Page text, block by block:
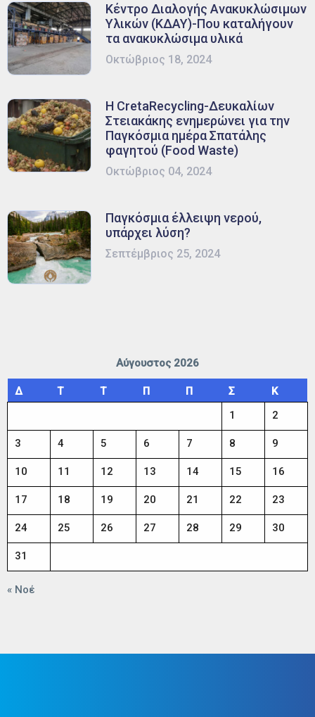
Κέντρο Διαλογής Ανακυκλώσιμων
Υλικών (ΚΔΑΥ)-Που καταλήγουν
τα ανακυκλώσιμα υλικά
Οκτώβριος 18, 2024
Η CretaRecycling-Δευκαλίων
Στειακάκης ενημερώνει για την
Παγκόσμια ημέρα Σπατάλης
φαγητού (Food Waste)
Οκτώβριος 04, 2024
Παγκόσμια έλλειψη νερού,
υπάρχει λύση?
Σεπτέμβριος 25, 2024
Αύγουστος 2026
Δ Τ Τ Π Π Σ
Κ
1
2
3 4 5 6 7 8 9
10 11 12 13 14 15 16
17 18 19 20 21 22 23
24 25 26 27 28 29 30
31
« Νοέ